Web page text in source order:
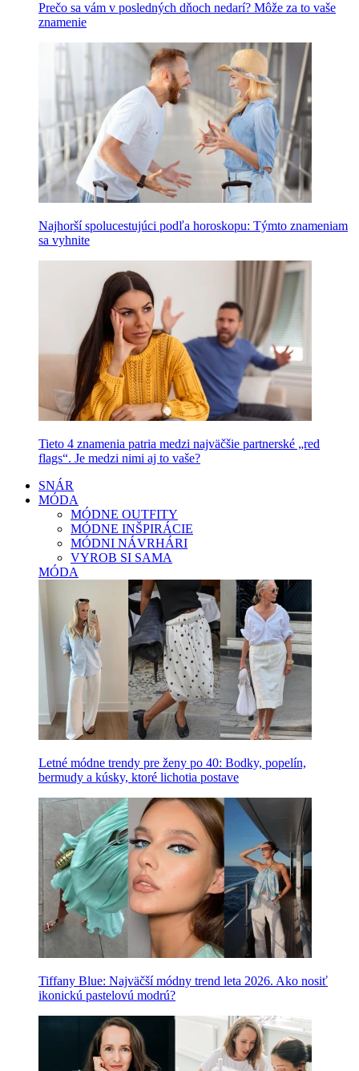
Prečo sa vám v posledných dňoch nedarí? Môže za to vaše
znamenie
Najhorší spolucestujúci podľa horoskopu: Týmto znameniam
sa vyhnite
Tieto 4 znamenia patria medzi najväčšie partnerské „red
flags“. Je medzi nimi aj to vaše?
SNÁR
MÓDA
MÓDNE OUTFITY
MÓDNE INŠPIRÁCIE
MÓDNI NÁVRHÁRI
VYROB SI SAMA
MÓDA
Letné módne trendy pre ženy po 40: Bodky, popelín,
bermudy a kúsky, ktoré lichotia postave
Tiffany Blue: Najväčší módny trend leta 2026. Ako nosiť
ikonickú pastelovú modrú?